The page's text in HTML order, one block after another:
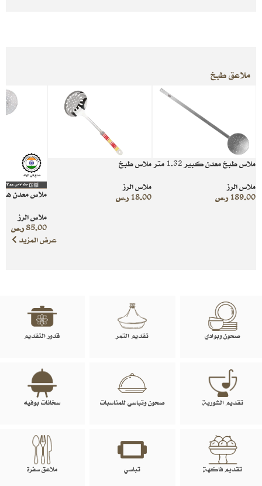
ملاعق طبخ
ملاس طبخ معدن كبير 1.32 متر
ملاس الرز
189.00 ر.س
ملاس طبخ
ملاس الرز
18.00 ر.س
ملاس معدن
ملاس الرز
85.00ر.س
عرض المزيد
صحون وبوادي تقديم التمر قدور التقديم
تقديم الشوربة صحون وتباسي للمناسبات سخانات بوفيه
تقديم فاكهة تباسي ملاعق سفرة